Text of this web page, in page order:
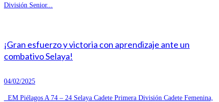
División Senior...
¡Gran esfuerzo y victoria con aprendizaje ante un
combativo Selaya!
04/02/2025
EM Piélagos A 74 – 24 Selaya Cadete Primera División Cadete Femenina,